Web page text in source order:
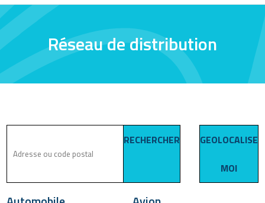
Réseau de distribution
RECHERCHER
GEOLOCALISE
MOI